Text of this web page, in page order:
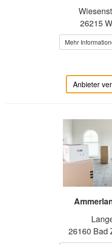
26215
Mehr
Anbieter
26160 Bad